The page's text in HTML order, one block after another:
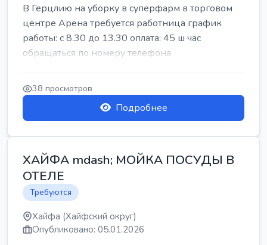
В Герцлию на уборку в суперфарм в торговом
центре Арена требуется работница график
работы: с 8.30 до 13.30 оплата: 45 ш час
обращаться по номеру телефона
38 просмотров
Подробнее
ХАЙФА mdash; МОЙКА ПОСУДЫ В
ОТЕЛЕ
Требуются
Хайфа (Хайфский округ)
Опубликовано: 05.01.2026